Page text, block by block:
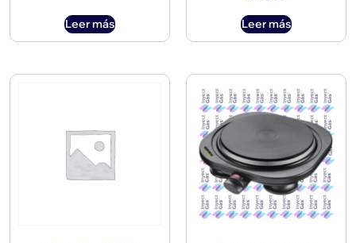
Leer más Leer más